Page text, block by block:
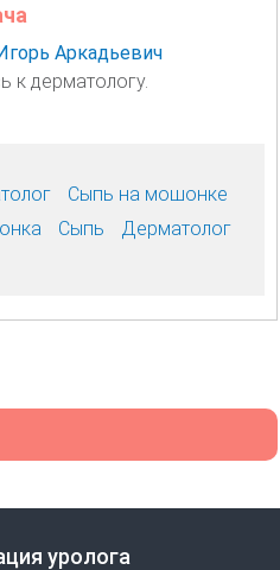
Аркадьевич
к дерматологу.
Сыпь на мошонке
Сыпь
Дерматолог
уролога